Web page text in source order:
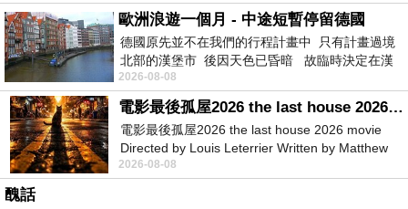
正在岸邊休息的鴨子，
喜歡牠們在湖優游自在的樣子，
看著牠們提醒自己工作之餘也要好好的放鬆休息
阿！
歐洲浪遊一個月 - 中途短暫停留德國
德國原先並不在我們的行程計畫中 只有計畫過境
北部的漢堡市 後因天色已昏暗 故臨時決定在漢
堡市吃晚餐和過夜
2026-08-08
電影最後孤屋2026 the last house 2026 movie
電影最後孤屋2026 the last house 2026 movie
Directed by Louis Leterrier Written by Matthew
Robinson Starring Greta Lee Wa
2026-08-08
醜話